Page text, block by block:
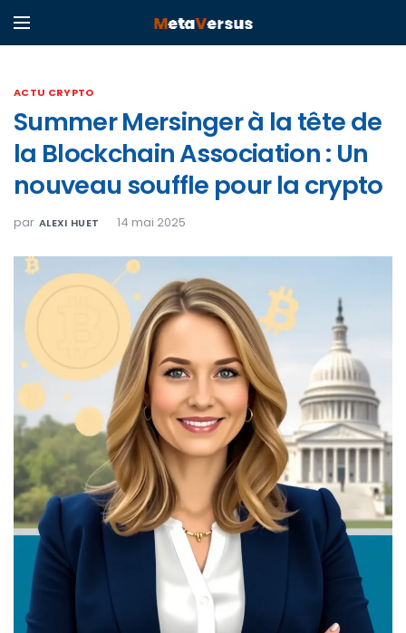
ACTU CRYPTO
Summer Mersinger à la tête de
la Blockchain Association : Un
nouveau souffle pour la crypto
par ALEXI HUET 14 mai 2025